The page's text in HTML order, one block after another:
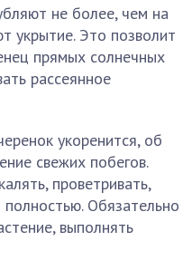
не более, чем на
укрытие. Это позволит
прямых солнечных
рассеянное
укоренится, об
свежих побегов.
проветривать,
Обязательно
выполнять